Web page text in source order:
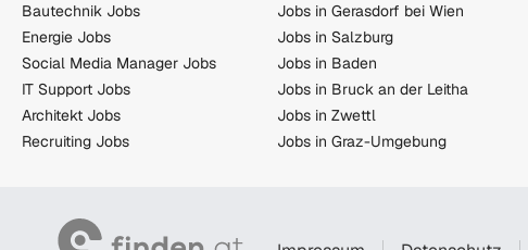
Bautechnik Jobs
Energie Jobs
Social Media Manager Jobs
IT Support Jobs
Architekt Jobs
Recruiting Jobs
Jobs in Gerasdorf bei Wien
Jobs in Salzburg
Jobs in Baden
Jobs in Bruck an der Leitha
Jobs in Zwettl
Jobs in Graz-Umgebung